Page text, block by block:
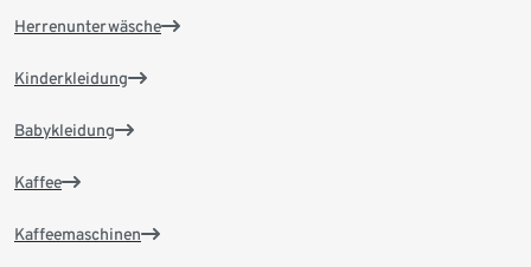
Herrenunterwäsche
Kinderkleidung
Babykleidung
Kaffee
Kaffeemaschinen